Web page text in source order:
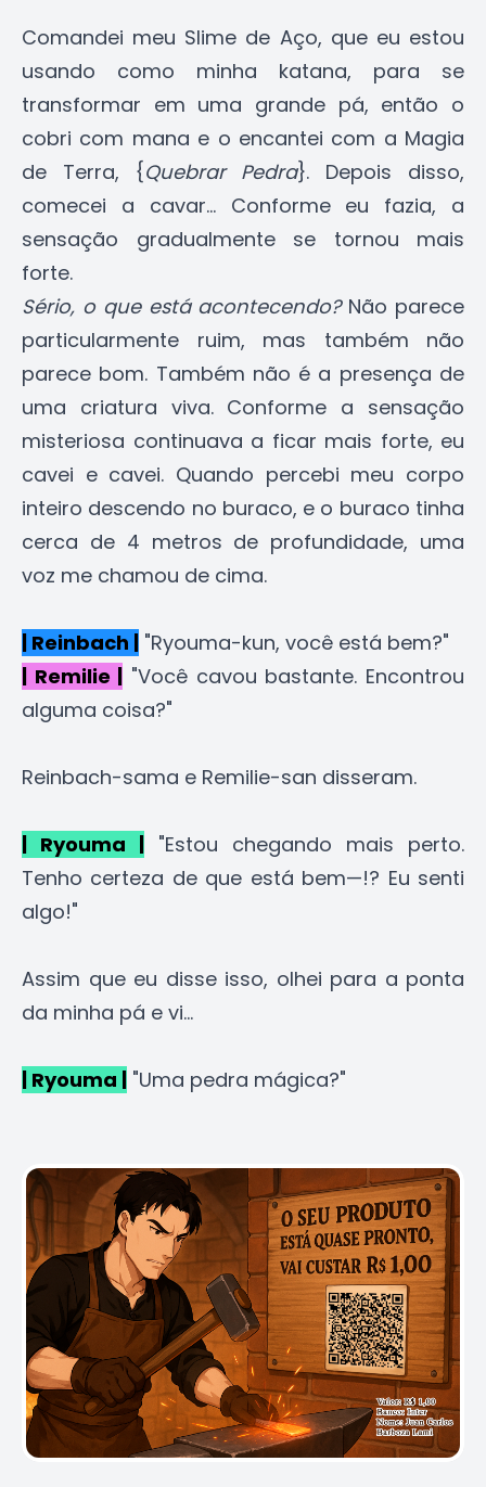
Comandei meu Slime de Aço, que eu estou
usando como minha katana, para se
transformar em uma grande pá, então o
cobri com mana e o encantei com a Magia
de Terra, {Quebrar Pedra}. Depois disso,
comecei a cavar... Conforme eu fazia, a
sensação gradualmente se tornou mais
forte.
Sério, o que está acontecendo?Não parece
particularmente ruim, mas também não
parece bom. Também não é a presença de
uma criatura viva. Conforme a sensação
misteriosa continuava a ficar mais forte, eu
cavei e cavei. Quando percebi meu corpo
inteiro descendo no buraco, e o buraco tinha
cerca de 4 metros de profundidade, uma
voz me chamou de cima.
| Reinbach | "Ryouma-kun, você está bem?"
| Remilie | "Você cavou bastante. Encontrou
alguma coisa?"
Reinbach-sama e Remilie-san disseram.
| Ryouma | "Estou chegando mais perto.
Tenho certeza de que está bem—!? Eu senti
algo!"
Assim que eu disse isso, olhei para a ponta
da minha pá e vi...
| Ryouma | "Uma pedra mágica?"